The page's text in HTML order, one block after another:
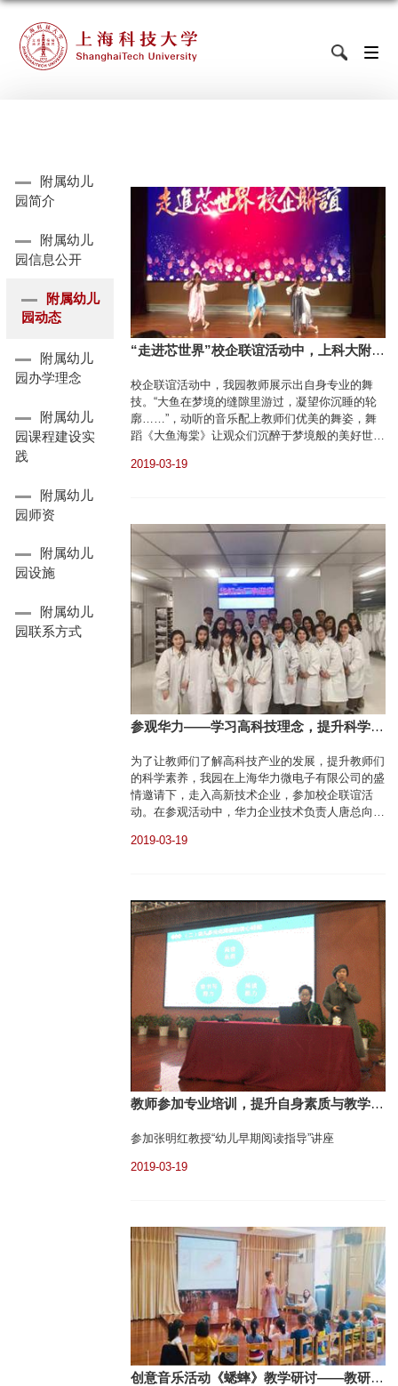
附属幼儿
园简介
附属幼儿
园信息公开
附属幼儿
园动态
附属幼儿
园办学理念
附属幼儿
园课程建设实
践
附属幼儿
园师资
附属幼儿
园设施
附属幼儿
园联系方式
“走进芯世界”校企联谊活动中，上科大附幼
校企联谊活动中，我园教师展示出自身专业的舞
技。“大鱼在梦境的缝隙里游过，凝望你沉睡的轮
廓……”，动听的音乐配上教师们优美的舞姿，舞
蹈《大鱼海棠》让观众们沉醉于梦境般的美好世
2019-03-19
参观华力——学习高科技理念，提升科学素
为了让教师们了解高科技产业的发展，提升教师们
的科学素养，我园在上海华力微电子有限公司的盛
情邀请下，走入高新技术企业，参加校企联谊活
动。在参观活动中，华力企业技术负责人唐总向教
水平，展现了中国高新技术企业精益求精，不断突
量。上...
2019-03-19
教师参加专业培训，提升自身素质与教学能
参加张明红教授“幼儿早期阅读指导”讲座
2019-03-19
创意音乐活动《蟋蟀》教学研讨——教研组